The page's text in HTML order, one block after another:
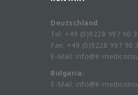
Deutschland
Tel: +49 (0)9228 997 90
Fax: +49 (0)9228 997 90
E-Mail: info@lr-
Bulgaria:
E-Mail: info@lr-